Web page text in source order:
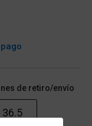
de retiro/envío
36.5